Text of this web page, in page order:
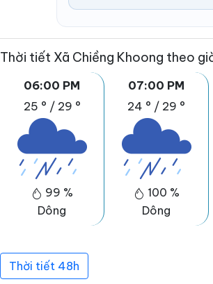
Thời tiết Xã Chiềng Khoong theo
06:00 PM
25 ° / 29 °
99 %
Dông
07:00 PM
24 ° / 29 °
100 %
Dông
Thời tiết 48h